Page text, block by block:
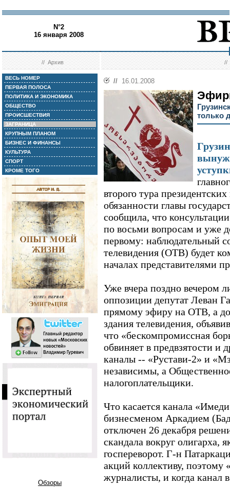
N°2
16 января 2008
//Архив //
ВЕСЬ НОМЕР
ПЕРВАЯ ПОЛОСА
ПОЛИТИКА И ЭКОНОМИКА
ОБЩЕСТВО
ПРОИСШЕСТВИЯ
ЗАГРАНИЦА
КРУПНЫМ ПЛАНОМ
БИЗНЕС И ФИНАНСЫ
КУЛЬТУРА
СПОРТ
КРОМЕ ТОГО
Обзоры
// 16.01.2008
только
второго тура
обязанности главы
сообщила, что
по восьми вопросам и уже
первому: наблюдательный
телевидения (ОТВ) будет
началах представителями
Уже вчера поздно вечером
оппозиции депутат Леван
прямому эфиру на ОТВ, а
здания телевидения,
что «бескомпромиссная
обвиняет в предвзятости и
каналы -- «Рустави-2» и
независимы, а
налогоплательщики.
Что касается канала
бизнесменом Аркадием
отключен 26 декабря
скандала вокруг олигарха,
госпереворот. Г-н
акций коллективу,
журналисты, и когда канал